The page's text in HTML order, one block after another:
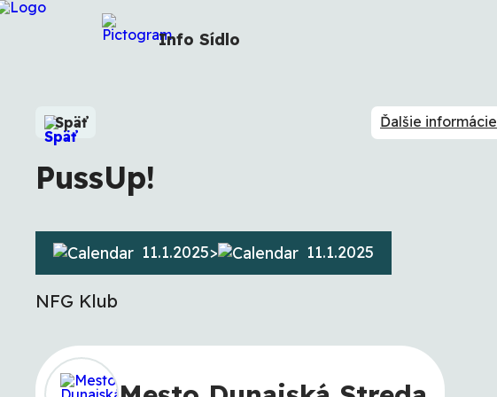
Info Sídlo
Späť Ďalšie informácie
PussUp!
11.1.2025> 11.1.2025
NFG Klub